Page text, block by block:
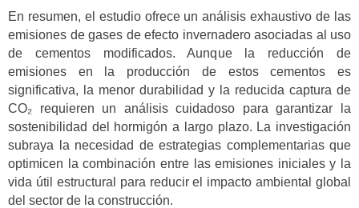
En resumen, el estudio ofrece un análisis exhaustivo de las
emisiones de gases de efecto invernadero asociadas al uso
de cementos modificados. Aunque la reducción de
emisiones en la producción de estos cementos es
significativa, la menor durabilidad y la reducida captura de
CO₂ requieren un análisis cuidadoso para garantizar la
sostenibilidad del hormigón a largo plazo. La investigación
subraya la necesidad de estrategias complementarias que
optimicen la combinación entre las emisiones iniciales y la
vida útil estructural para reducir el impacto ambiental global
del sector de la construcción.